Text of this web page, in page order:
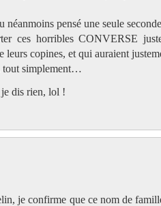
pensé une seule
ces horribles CONVERSE
leurs copines, et qui auraient
tout simplement…
dis rien, lol !
je confirme que ce nom de